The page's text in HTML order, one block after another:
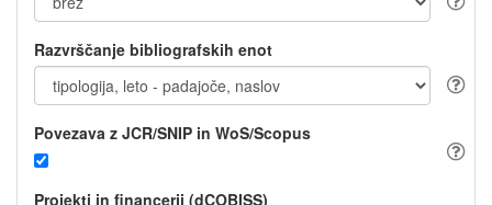
Razvrščanje bibliografskih enot
Povezava z JCR/SNIP in WoS/Scopus
Projekti in financerji (dCOBISS)